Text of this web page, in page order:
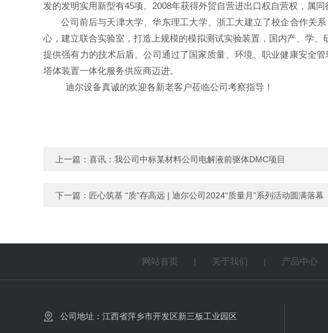
发的发明实用新型有45项。 2008年获得外贸自营进出口权自营权，属
公司前后与天津大学、华东理工大学、浙工大建立了校企合作关
心，建立联合实验室，打造上规模的模拟测试实验装置，国内产、学
提供强有力的技术后盾。公司通过了国家质量、环境、职业健康安全
塔体装置一体化服务供应商迈进。
迪尔设备真诚的欢迎各新老客户莅临公司考察指导！
上一篇： 喜讯：我公司中标某材料公司电解液前驱体DMC项目
下一篇： 匠心筑基 “质”存高远 | 迪尔公司2024“质量月”系列活动圆满落幕
网站首页 | 关于我们 | 产品中心
公司地址：江西省萍乡市开发区新三板工业园区